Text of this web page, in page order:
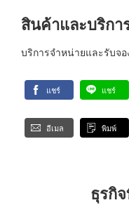
สินค้าและบริกา
บริการจำหน่ายและรับจ
แชร์ แชร์
อีเมล พิมพ์
ธุรกิ